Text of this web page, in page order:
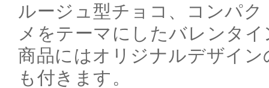
ルージュ型チョコ、コンパ
メをテーマにしたバレンタ
商品にはオリジナルデザイ
も付きます。